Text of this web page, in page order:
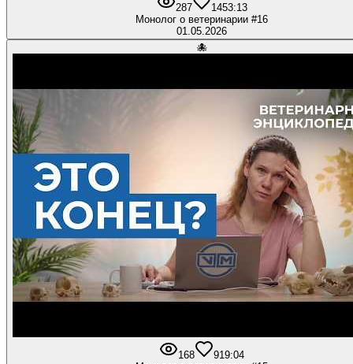
287 1453:13
Монолог о ветеринарии #16
01.05.2026
🐙
168 919:04